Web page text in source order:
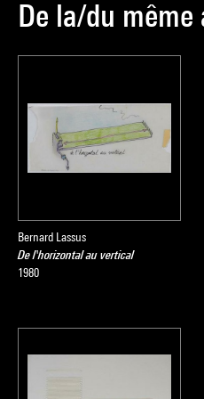
De la/du
Bernard Lassus
De l'horizontal au vertical
1980